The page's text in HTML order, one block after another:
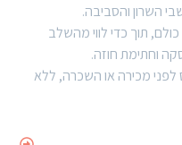
השרון והסביבה.
תוך כדי לווי מהשלב
וחתימת חוזה.
לפני מכירה או השכרה, ללא